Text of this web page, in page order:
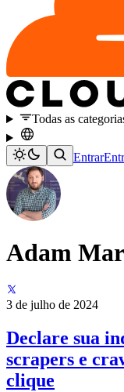
Todas as
Entrar
Adam
3 de julho de 2024
Declare sua
scrapers e
clique